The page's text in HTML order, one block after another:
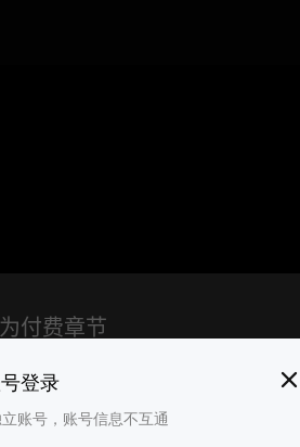
登录
账号，账号信息不互通